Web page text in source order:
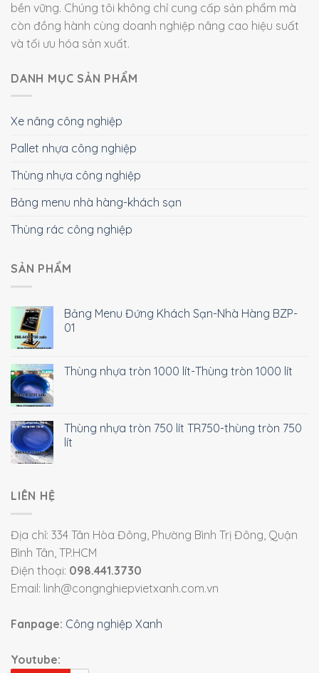
bền vững. Chúng tôi không chỉ cung cấp sản phẩm mà
còn đồng hành cùng doanh nghiệp nâng cao hiệu suất
và tối ưu hóa sản xuất.
DANH MỤC SẢN PHẨM
Xe nâng công nghiệp
Pallet nhựa công nghiệp
Thùng nhựa công nghiệp
Bảng menu nhà hàng-khách sạn
Thùng rác công nghiệp
SẢN PHẨM
Bảng Menu Đứng Khách Sạn-Nhà Hàng BZP-
01
Thùng nhựa tròn 1000 lít-Thùng tròn 1000 lít
Thùng nhựa tròn 750 lít TR750-thùng tròn 750
lít
LIÊN HỆ
Địa chỉ: 334 Tân Hòa Đông, Phường Bình Trị Đông, Quận
Bình Tân, TP.HCM
Điện thoại: 098.441.3730
Email: linh@congnghiepvietxanh.com.vn
Fanpage: Công nghiệp Xanh
Youtube: